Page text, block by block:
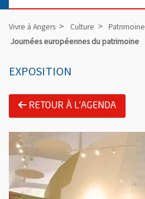
Vivre à Angers Culture Patrimoine
Journées européennes du patrimoine
EXPOSITION
RETOUR À L'AGENDA